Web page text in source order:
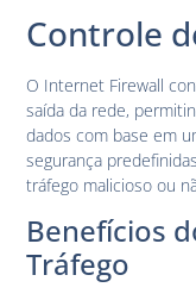
Controle
O Internet Firewall
saída da rede,
dados com base em
segurança
tráfego malicioso ou
Benefícios
Tráfego